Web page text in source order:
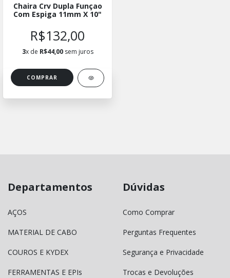
Chaira Crv Dupla Funçao
Com Espiga 11mm X 10"
R$132,00
3x de R$44,00sem juros
Departamentos
AÇOS
MATERIAL DE CABO
COUROS E KYDEX
FERRAMENTAS E EPIs
Dúvidas
Como Comprar
Perguntas Frequentes
Segurança e Privacidade
Trocas e Devoluções